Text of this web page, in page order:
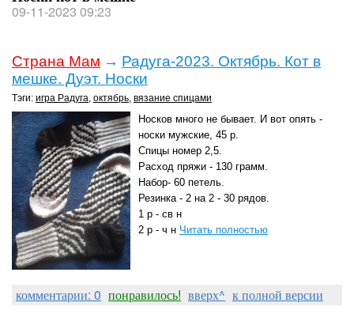
09-11-2023 09:23
Страна Мам → Радуга-2023. Октябрь. Кот в
мешке. Дуэт. Носки
Тэги: игра Радуга, октябрь, вязание спицами
Носков много не бывает. И вот опять -
носки мужские, 45 р.
Спицы номер 2,5.
Расход пряжи - 130 грамм.
Набор- 60 петель.
Резинка - 2 на 2 - 30 рядов.
1 р - св н
2 р - ч н Читать полностью
комментарии: 0 понравилось! вверх^ к полной версии